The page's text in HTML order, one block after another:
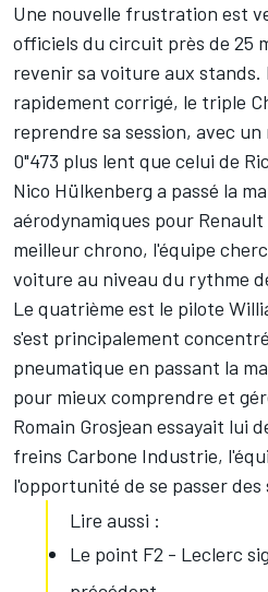
Une nouvelle frustration est
officiels du circuit près de 25
revenir sa voiture aux stands.
rapidement corrigé, le triple
reprendre sa session, avec un
0"473 plus lent que celui de
Nico Hülkenberg a passé la
aérodynamiques pour
meilleur chrono, l'équipe
voiture au niveau du rythme
Le quatrième est le pilote
s'est principalement
pneumatique en passant la
pour mieux comprendre et
Romain Grosjean essayait lui
freins Carbone Industrie,
l'opportunité de se passer
Lire aussi :
Le point F2 - Leclerc